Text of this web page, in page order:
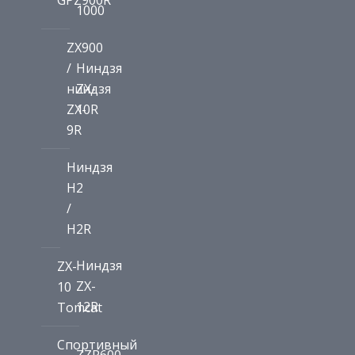
1000
ZX900
/
ниндзя
ZX-
9R
Ниндзя
ZX-
10R
Ниндзя
H2
/
H2R
ZX-
10
Tomcat
Ниндзя
ZX-
12R
Спортивный